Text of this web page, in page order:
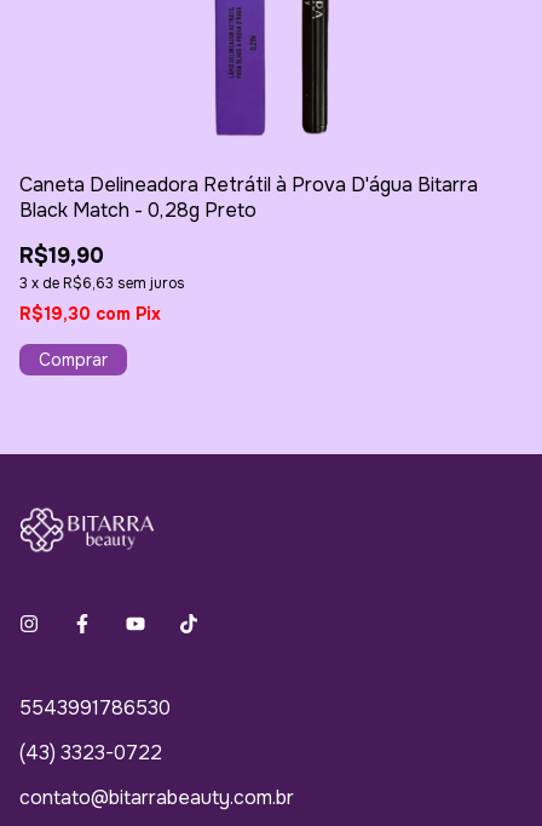
Caneta Delineadora Retrátil à Prova D'água Bitarra
Black Match - 0,28g Preto
R$19,90
3 x deR$6,63 sem juros
R$19,30 com Pix
5543991786530
(43) 3323-0722
contato@bitarrabeauty.com.br